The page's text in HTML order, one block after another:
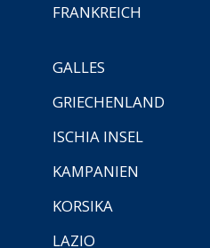
FRANKREICH
GALLES
GRIECHENLAND
ISCHIA INSEL
KAMPANIEN
KORSIKA
LAZIO